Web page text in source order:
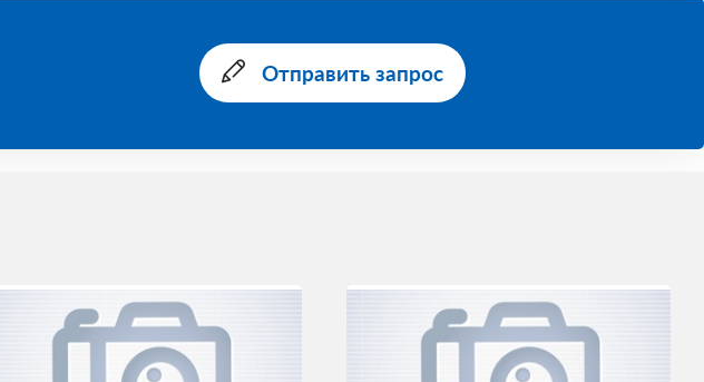
Отправить запрос